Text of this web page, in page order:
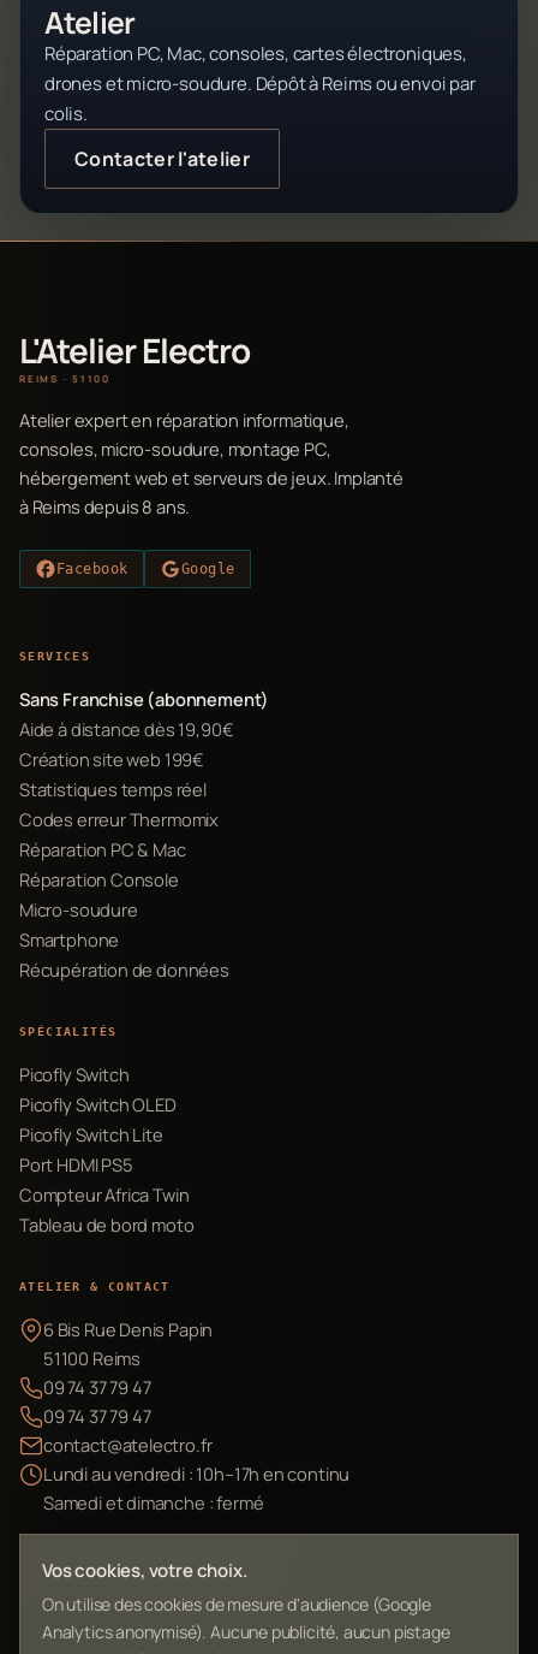
Atelier
Réparation PC, Mac, consoles, cartes électroniques,
drones et micro-soudure. Dépôt à Reims ou envoi par
colis.
Contacter l'atelier
L'Atelier Electro
REIMS · 51100
Atelier expert en réparation informatique,
consoles, micro-soudure, montage PC,
hébergement web et serveurs de jeux. Implanté
à Reims depuis 8 ans.
Facebook Google
SERVICES
Sans Franchise (abonnement)
Aide à distance dès 19,90€
Création site web 199€
Statistiques temps réel
Codes erreur Thermomix
Réparation PC & Mac
Réparation Console
Micro-soudure
Smartphone
Récupération de données
SPÉCIALITÉS
Picofly Switch
Picofly Switch OLED
Picofly Switch Lite
Port HDMI PS5
Compteur Africa Twin
Tableau de bord moto
ATELIER & CONTACT
6 Bis Rue Denis Papin
51100 Reims
09 74 37 79 47
09 74 37 79 47
contact@atelectro.fr
Lundi au vendredi : 10h–17h en continu
Samedi et dimanche : fermé
Envoyer mon matériel
Vos cookies, votre choix.
On utilise des cookies de mesure d'audience (Google
Analytics anonymisé). Aucune publicité, aucun pistage